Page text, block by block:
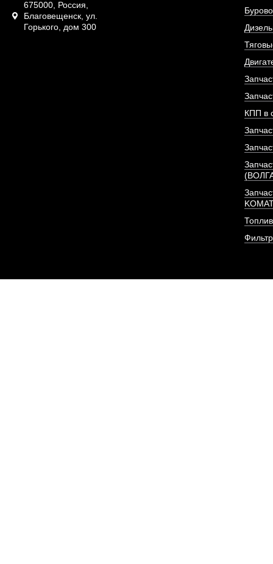
АРТИКУЛ: 640-
ПОД
675000, Россия,
Благовещенск, ул.
Горького, дом 300
КПП в